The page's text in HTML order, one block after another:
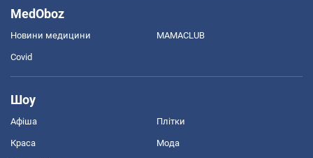
MedOboz
Новини медицини MAMACLUB
Covid
Шоу
Афіша Плітки
Краса Мода